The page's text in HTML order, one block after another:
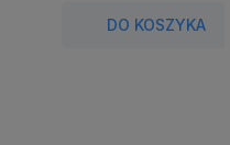
DO KOSZYKA